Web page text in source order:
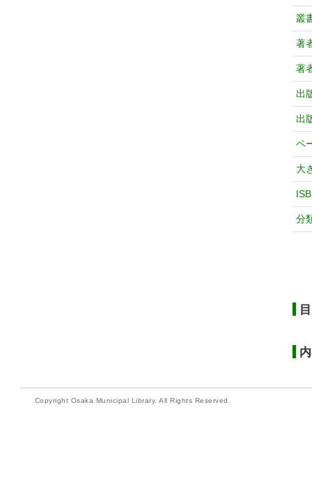
叢
著
著
出
出
ペ
大
分
Copyright Osaka Municipal Library. All Rights Reserved.